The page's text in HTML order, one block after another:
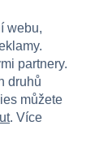
webu,
partnery.
druhů
můžete
. Více